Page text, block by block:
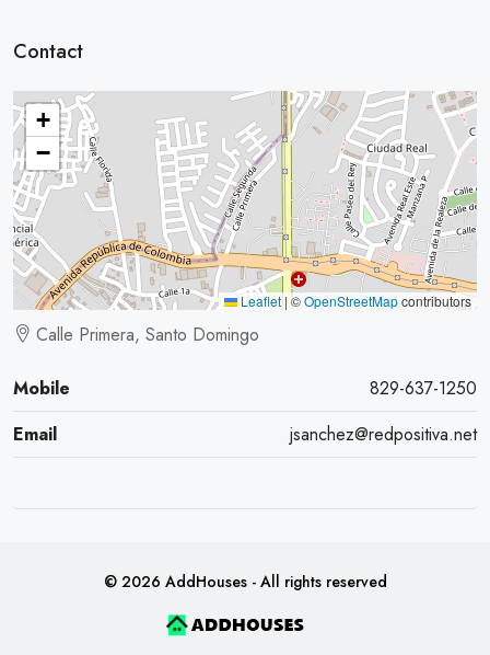
Contact
+
−
Leaflet | ©OpenStreetMapcontributors
Calle Primera, Santo Domingo
Mobile
829-637-1250
Email
jsanchez@redpositiva.net
© 2026 AddHouses - All rights reserved